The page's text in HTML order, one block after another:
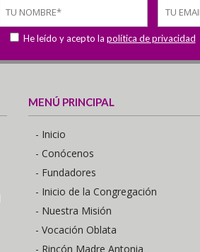
He leído y acepto la política de privacidad
MENÚ PRINCIPAL
- Inicio
- Conócenos
- Fundadores
- Inicio de la Congregación
- Nuestra Misión
- Vocación Oblata
- Rincón Madre Antonia